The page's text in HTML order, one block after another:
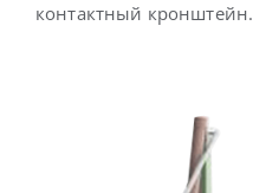
контактный кронштейн.